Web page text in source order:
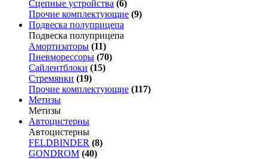
Сцепные устройства (6)
Прочие комплектующие (9)
Подвеска полуприцепа
Подвеска полуприцепа
Амортизаторы (11)
Пневморессоры (70)
Сайлентблоки (15)
Стремянки (19)
Прочие комплектующие (117)
Метизы
Метизы
Автоцистерны
Автоцистерны
FELDBINDER (8)
GONDROM (40)